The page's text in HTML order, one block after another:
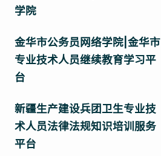
学院
金华市公务员网络学院|金华市
专业技术人员继续教育学习平
台
新疆生产建设兵团卫生专业技
术人员法律法规知识培训服务
平台